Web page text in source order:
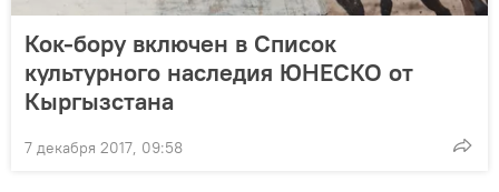
Кок-бору включен в Cписок
культурного наследия ЮНЕСКО от
Кыргызстана
7 декабря 2017, 09:58